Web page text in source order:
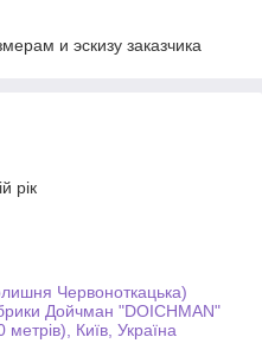
и эскизу заказчика
рік
Червоноткацька)
Дойчман "DOICHMAN"
метрів), Київ, Україна